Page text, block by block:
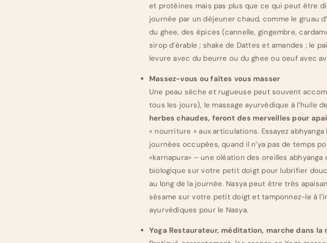
et protéines mais pas plus que ce qui peut être
journée par un déjeuner chaud, comme le gruau
du ghee, des épices (cannelle, gingembre,
sirop d’érable ; shake de Dattes et amandes ; le
levure avec du beurre ou du ghee ou oeuf avec
Massez-vous ou faîtes vous masser
Une peau sèche et rugueuse peut souvent
tous les jours), le massage ayurvédique à l’huile
herbes chaudes, feront des merveilles pour
« nourriture » aux articulations. Essayez
journées occupées, quand il n’ya pas de temps
«karnapura» – une oléation des oreilles
biologique sur votre petit doigt pour lubrifier
au long de la journée. Nasya peut être très
sésame sur votre petit doigt et tamponnez-le à
ayurvédiques pour le Nasya.
Yoga Restaurateur, méditation, marche dans la